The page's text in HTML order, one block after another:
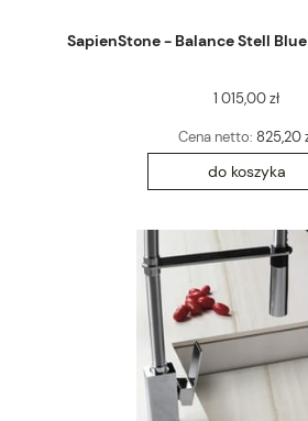
SapienStone - Balance Stell
1 015,00 zł
Cena netto: 825,20
do koszyka